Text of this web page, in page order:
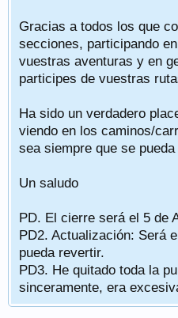
Gracias a todos los que
secciones, participando
vuestras aventuras y en
participes de vuestras
Ha sido un verdadero
viendo en los caminos/
sea siempre que se
Un saludo
PD. El cierre será el 5 de
PD2. Actualización: Será
pueda revertir.
PD3. He quitado toda la
sinceramente, era